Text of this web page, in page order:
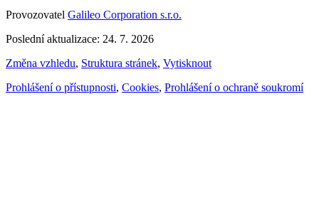
Provozovatel Galileo Corporation s.r.o.
Poslední aktualizace: 24. 7. 2026
Změna vzhledu, Struktura stránek, Vytisknout
Prohlášení o přístupnosti, Cookies, Prohlášení o ochraně soukromí